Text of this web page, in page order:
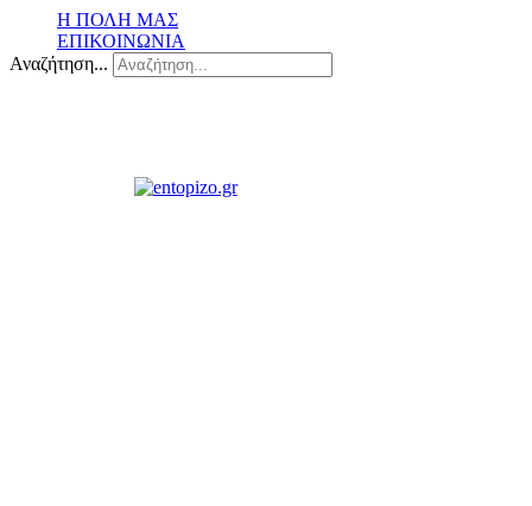
Η ΠΟΛΗ ΜΑΣ
ΕΠΙΚΟΙΝΩΝΙΑ
Αναζήτηση...